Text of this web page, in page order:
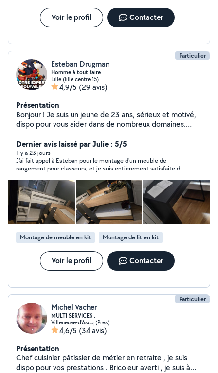
Voir le profil Contacter
Particulier
Esteban Drugman
Homme à tout faire
Lille (lille centre 15)
4,9/5 (29 avis)
Présentation
Bonjour ! Je suis un jeune de 23 ans, sérieux et motivé,
dispo pour vous aider dans de nombreux domaines.
tout : -Bricolage (montage de meubles, fixations,
réparations...) -Mécanique légère aussi -Services divers
(aide, manutention, petits travaux ect.) Je suis véhiculé
et je me déplace avec tout mon matériel ! Disponible
en semaine comme en week-end. Travail propre,
efficace et toujours avec le sourire ! N'hésitez pas a me
contacter ;)
Dernier avis laissé par Julie : 5/5
Il y a 23 jours
J'ai fait appel à Esteban pour le montage d'un meuble de
rangement pour classeurs, et je suis entièrement satisfaite de
et est intervenu rapidement. Son travail a été réalisé avec
beaucoup de soin et un grand souci du détail. Esteban est
particulièrement méticuleux, ce qui se voit dans la qualité du
résultat. En plus d'être très professionnel, c'est une personne
très sympathique et agréable. Je recommande Esteban à 100
% pour son sérieux, son efficacité et la qualité de son travail !
Montage de meuble en kit
Montage de lit en kit
Voir le profil Contacter
Particulier
Michel Vacher
MULTI SERVICES .
Villeneuve-d'Ascq (Pres)
4,6/5 (34 avis)
Présentation
Chef cuisinier pâtissier de métier en retraite , je suis
dispo pour vos prestations . Bricoleur averti , je suis à